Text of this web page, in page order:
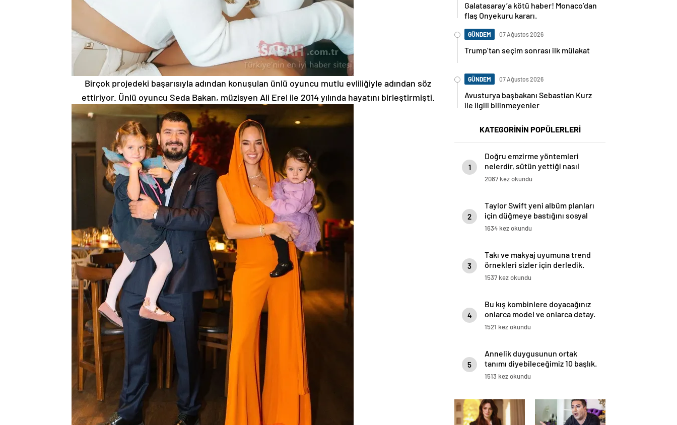
Birçok projedeki başarısıyla adından konuşulan ünlü oyuncu mutlu evliliğiyle adından söz
ettiriyor. Ünlü oyuncu Seda Bakan, müzisyen Ali Erel ile 2014 yılında hayatını birleştirmişti.
Galatasaray’a kötü haber! Monaco’dan
flaş Onyekuru kararı.
GÜNDEM 07 Ağustos 2026
Trump’tan seçim sonrası ilk mülakat
GÜNDEM 07 Ağustos 2026
Avusturya başbakanı Sebastian Kurz
ile ilgili bilinmeyenler
KATEGORİNİN POPÜLERLERİ
1
Doğru emzirme yöntemleri
nelerdir, sütün yettiği nasıl
anlaşılır?
2087 kez okundu
2
Taylor Swift yeni albüm planları
için düğmeye bastığını sosyal
medyadan duyurdu!
1634 kez okundu
3
Takı ve makyaj uyumuna trend
örnekleri sizler için derledik.
1537 kez okundu
4
Bu kış kombinlere doyacağınız
onlarca model ve onlarca detay.
1521 kez okundu
5
Annelik duygusunun ortak
tanımı diyebileceğimiz 10 başlık.
1513 kez okundu